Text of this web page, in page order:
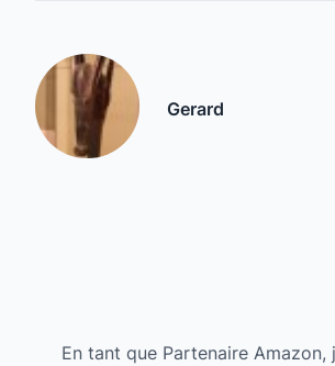
Gerard
En tant que Partenaire Amazon,